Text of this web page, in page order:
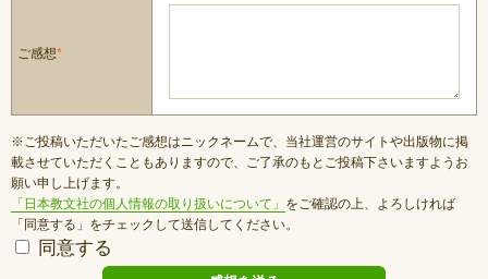
ご感想*
※ご投稿いただいたご感想はニックネームで、当社運営のサイトや出版物に掲
載させていただくこともありますので、ご了承のもとご投稿下さいますようお
願い申し上げます。
「日本教文社の個人情報の取り扱いについて」 をご確認の上、よろしければ
「同意する」をチェックして送信してください。
同意する